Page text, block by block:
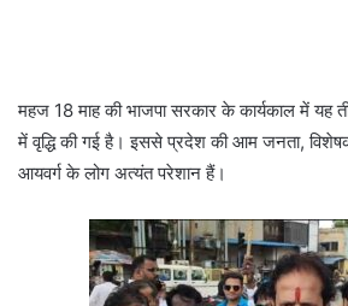
महज 18 माह की भाजपा सरकार के कार्यकाल में यह
में वृद्धि की गई है। इससे प्रदेश की आम जनता,
आयवर्ग के लोग अत्यंत परेशान हैं।